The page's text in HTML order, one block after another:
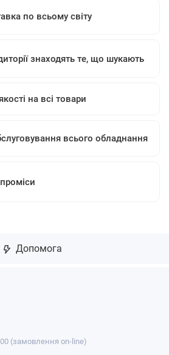
по всьому світу
знаходять те, що шукають
на всі товари
всього обладнання
Допомога
(замовлення on-line)